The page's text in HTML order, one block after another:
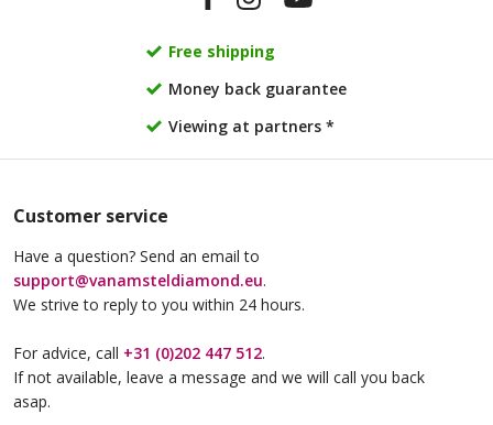
Van Amstel Oosterpark
€ 600excl. VAT
Van Amstel
Westerpark
Free shipping
Money back guarantee
Viewing at partners *
Customer service
Have a question? Send an email to
support@vanamsteldiamond.eu.
We strive to reply to you within 24 hours.
For advice, call +31 (0)202 447 512.
If not available, leave a message and we will call you back
asap.